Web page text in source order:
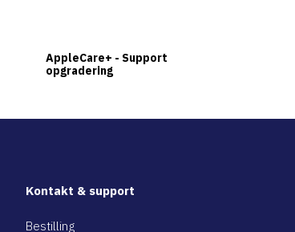
AppleCare+ - Support
opgradering
Kontakt & support
Bestilling